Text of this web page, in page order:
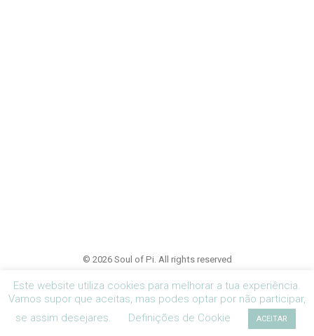
© 2026 Soul of Pi. All rights reserved
Este website utiliza cookies para melhorar a tua experiência.
Vamos supor que aceitas, mas podes optar por não participar,
se assim desejares.
Definições de Cookie ACEITAR